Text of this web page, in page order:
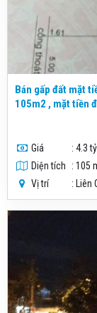
Bán gấp đất mặt
105m2 , mặt tiền
Giá
: 4.3 tỷ
Diện tích
: 105
Vị trí : Liên